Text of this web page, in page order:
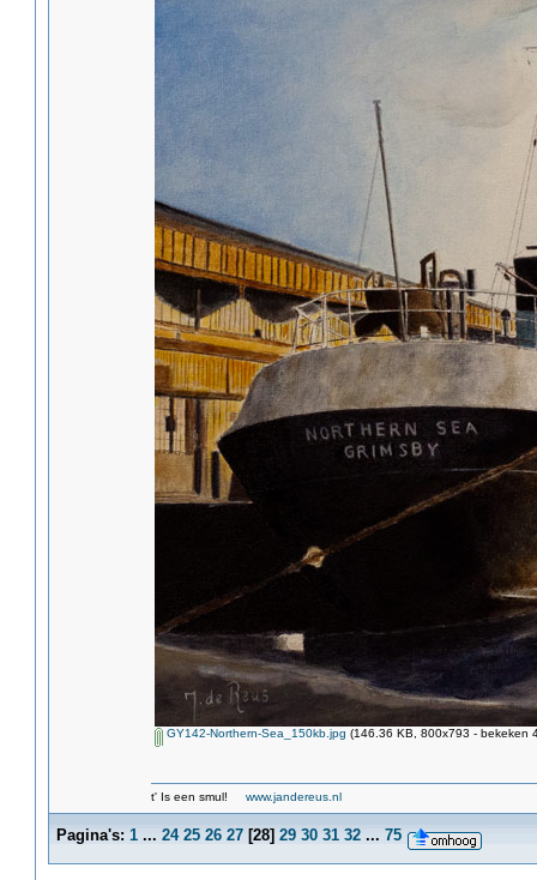
GY142-Northern-Sea_150kb.jpg (146.36 KB, 800x793 - bekeken
t' Is een smul! www.jandereus.nl
Pagina's: 1 ... 24 25 26 27[28] 29 30 31 32 ... 75